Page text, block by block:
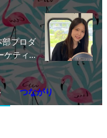
部プロダ
ケティン
ーケテ
つながり